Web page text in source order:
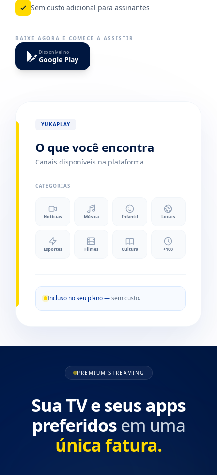
Sem custo adicional para assinantes
BAIXE AGORA E COMECE A ASSISTIR
Disponível no
Google Play
YUKAPLAY
O que você encontra
Canais disponíveis na plataforma
CATEGORIAS
Notícias Música Infantil Locais
Esportes Filmes Cultura +100
Incluso no seu plano —sem custo.
PREMIUM STREAMING
Sua TV e seus apps
preferidos em uma
única fatura.